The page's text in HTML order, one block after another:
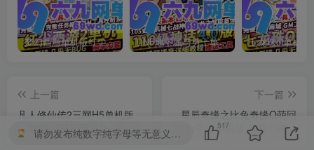
梦幻西游单机版红尘西游2微变独家打造龙魂抽奖令牌四象神兽 DNF地下城与勇士单机版110级神话版4.0全主线任务龙之庭院机械七战神实验室
上一篇
凡人修仙传2三网H5单机版
一键端+GM管理后台+全套
数据表+视频教程 完美整合
下一篇
星辰奇缘之比兔奇缘Q萌回
合手游单机版 亲测一键端
+GM后台 完美整合
请勿发布纯数字纯字母等无意义的回复，否则将受到扣除积分、禁言、等处罚。
517